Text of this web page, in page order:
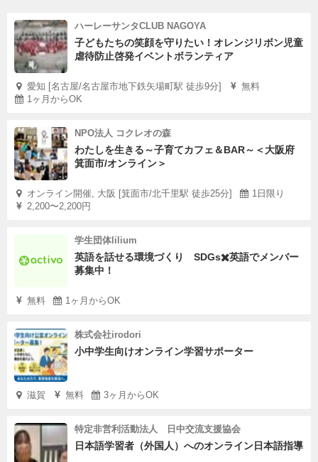
ハーレーサンタCLUB NAGOYA
子どもたちの笑顔を守りたい！オレンジリボン児童
虐待防止啓発イベントボランティア
愛知 [名古屋/名古屋市地下鉄矢場町駅 徒歩9分]
無料
1ヶ月からOK
NPO法人 コクレオの森
わたしを生きる～子育てカフェ＆BAR～＜大阪府
箕面市/オンライン＞
オンライン開催, 大阪 [箕面市/北千里駅 徒歩25分]
1日限り
2,200〜2,200円
学生団体lilium
英語を話せる環境づくり SDGs✖️英語でメンバー
募集中！
無料 1ヶ月からOK
株式会社irodori
小中学生向けオンライン学習サポーター
滋賀 無料 3ヶ月からOK
特定非営利活動法人 日中交流支援協会
日本語学習者（外国人）へのオンライン日本語指導